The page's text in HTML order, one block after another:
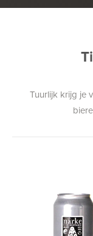
Tuurlijk krijg je